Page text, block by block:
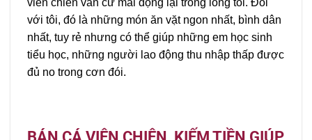
với tôi, đó là những món ăn vặt ngon nhất, bình dân
nhất, tuy rẻ nhưng có thể giúp những em học sinh
tiểu học, những người lao động thu nhập thấp được
đủ no trong cơn đói.